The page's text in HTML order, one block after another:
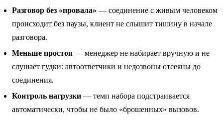
Разговор без «провала» — соединение с живым человеком
происходит без паузы, клиент не слышит тишину в начале
разговора.
Меньше простоя — менеджер не набирает вручную и не
слушает гудки: автоответчики и недозвоны отсеяны до
соединения.
Контроль нагрузки — темп набора подстраивается
автоматически, чтобы не было «брошенных» вызовов.